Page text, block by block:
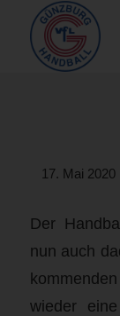
17. Mai 2020
Der
nun auch
wieder